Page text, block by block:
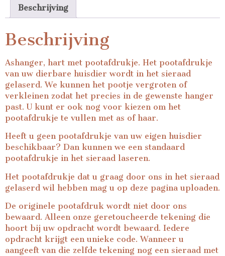
Beschrijving
Beschrijving
Ashanger, hart met pootafdrukje. Het pootafdrukje
van uw dierbare huisdier wordt in het sieraad
gelaserd. We kunnen het pootje vergroten of
verkleinen zodat het precies in de gewenste hanger
past. U kunt er ook nog voor kiezen om het
pootafdrukje te vullen met as of haar.
Heeft u geen pootafdrukje van uw eigen huisdier
beschikbaar? Dan kunnen we een standaard
pootafdrukje in het sieraad laseren.
Het pootafdrukje dat u graag door ons in het sieraad
gelaserd wil hebben mag u op deze pagina uploaden.
De originele pootafdruk wordt niet door ons
bewaard. Alleen onze geretoucheerde tekening die
hoort bij uw opdracht wordt bewaard. Iedere
opdracht krijgt een unieke code. Wanneer u
aangeeft van die zelfde tekening nog een sieraad met